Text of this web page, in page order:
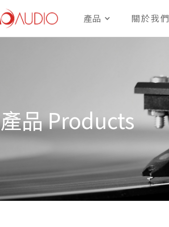
產品 Products
產品 關於我們